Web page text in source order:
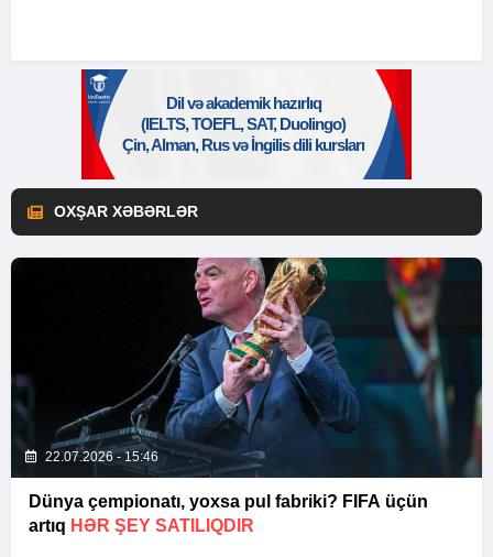
OXŞAR XƏBƏRLƏR
22.07.2026 - 15:46
Dünya çempionatı, yoxsa pul fabriki? FIFA üçün
artıq HƏR ŞEY SATILIQDIR